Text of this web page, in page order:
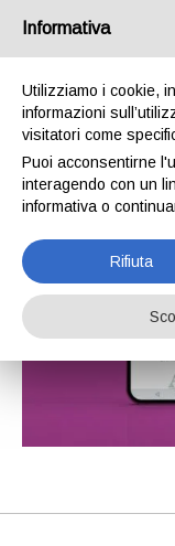
Informativa
Utilizziamo i cookie,
informazioni
visitatori come
Puoi acconsentirne
interagendo con un
informativa o
Rifiuta